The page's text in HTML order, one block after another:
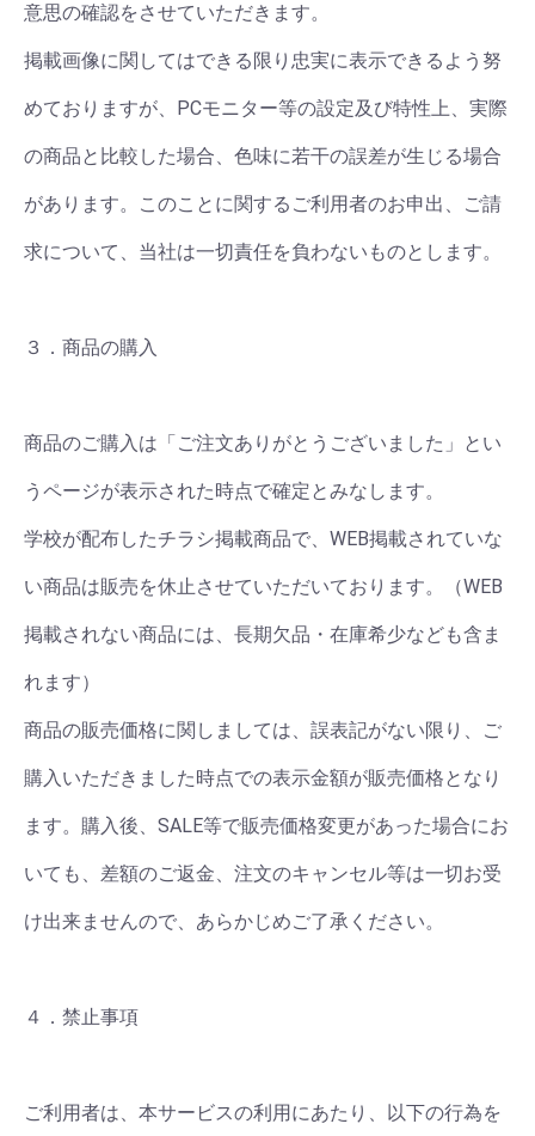
意思の確認をさせていただきます。
掲載画像に関してはできる限り忠実に表示できるよう努
めておりますが、PCモニター等の設定及び特性上、実際
の商品と比較した場合、色味に若干の誤差が生じる場合
があります。このことに関するご利用者のお申出、ご請
求について、当社は一切責任を負わないものとします。
３．商品の購入
商品のご購入は「ご注文ありがとうございました」とい
うページが表示された時点で確定とみなします。
学校が配布したチラシ掲載商品で、WEB掲載されていな
い商品は販売を休止させていただいております。（WEB
掲載されない商品には、長期欠品・在庫希少なども含ま
れます）
商品の販売価格に関しましては、誤表記がない限り、ご
購入いただきました時点での表示金額が販売価格となり
ます。購入後、SALE等で販売価格変更があった場合にお
いても、差額のご返金、注文のキャンセル等は一切お受
け出来ませんので、あらかじめご了承ください。
４．禁止事項
ご利用者は、本サービスの利用にあたり、以下の行為を